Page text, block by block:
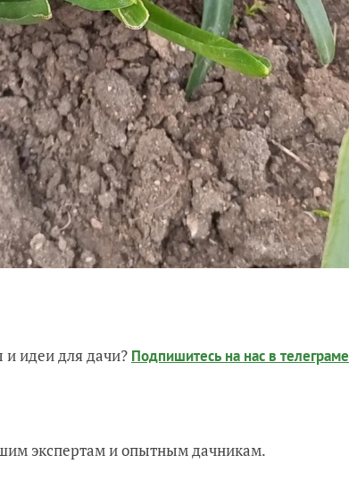
и идеи для дачи? Подпишитесь на нас в телеграме
экспертам и опытным дачникам.